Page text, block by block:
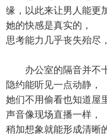
缘，以此来让男人能更
她的快感是真实的，
思考能力几乎丧失殆尽
办公室的隔音并不十
隐约能听见一点动静，
她们不用偷看也知道屋
声音像现场直播一样，
稍加想象就能形成清晰